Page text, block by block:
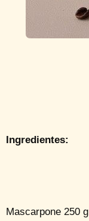
Ingredientes:
Mascarpone 250 g